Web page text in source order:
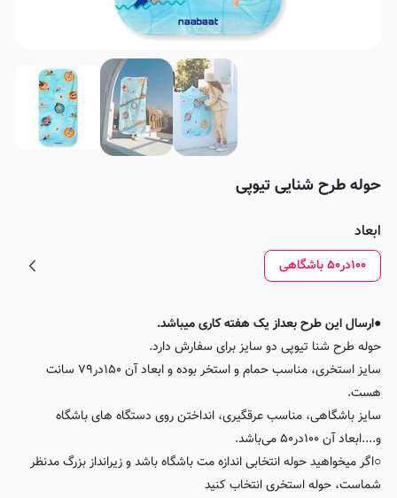
حوله طرح شنایی تیوپی
ابعاد
۱۰۰در۵۰ باشگاهی
●ارسال این طرح بعداز یک هفته کاری میباشد.
حوله طرح شنا تیوپی دو سایز برای سفارش دارد.
سایز استخری، مناسب حمام و استخر بوده و ابعاد آن ۱۵۰در۷۹ سانت
هست.
سایز باشگاهی، مناسب عرقگیری، انداختن روی دستگاه های باشگاه
و....ابعاد آن ۱۰۰در۵۰ می‌باشد.
○اگر میخواهید حوله انتخابی اندازه مت باشگاه باشد و زیرانداز بزرگ مدنظر
شماست، حوله استخری انتخاب کنید